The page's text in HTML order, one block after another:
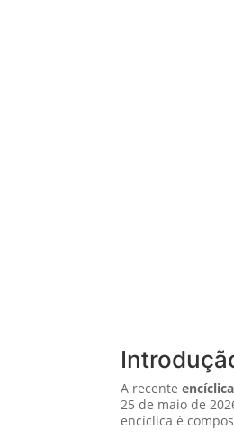
A recenteencíclica
25 de maio de
encíclica é